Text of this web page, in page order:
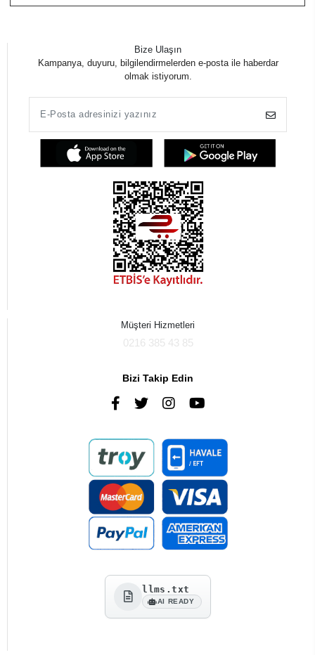
Bize Ulaşın
Kampanya, duyuru, bilgilendirmelerden e-posta ile haberdar
olmak istiyorum.
Müşteri Hizmetleri
0216 385 43 85
Bizi Takip Edin
llms.txt
AI READY